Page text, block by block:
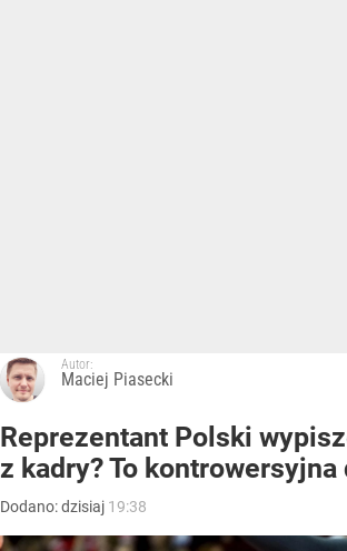
Autor:
Maciej Piasecki
Reprezentant Polski
z kadry? To kontrowersyjna
Dodano:dzisiaj 19:38